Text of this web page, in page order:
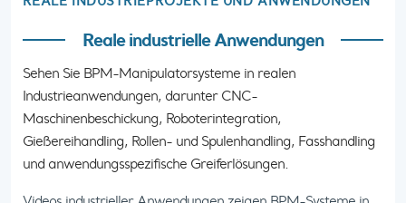
Reale industrielle Anwendungen
Sehen Sie BPM-Manipulatorsysteme in realen
Industrieanwendungen, darunter CNC-
Maschinenbeschickung, Roboterintegration,
Gießereihandling, Rollen- und Spulenhandling, Fasshandling
und anwendungsspezifische Greiferlösungen.